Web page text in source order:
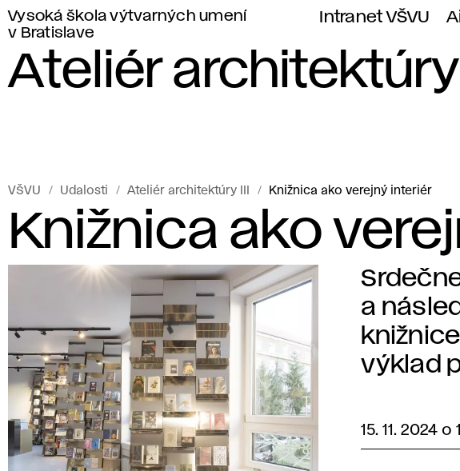
Vysoká škola výtvarných umení
v Bratislave
Intranet VŠVU
Ateliér architektúry
VŠVU Udalosti Ateliér architektúry III Knižnica ako verejný interiér
Knižnica ako
a
výklad
15. 11. 2024 o